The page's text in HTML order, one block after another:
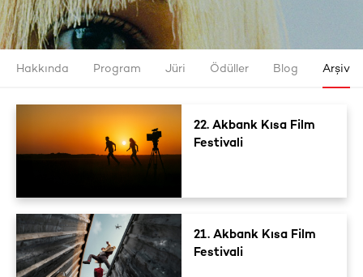
Hakkında Program Jüri Ödüller Blog Arşiv
22. Akbank Kısa Film
Festivali
21. Akbank Kısa Film
Festivali